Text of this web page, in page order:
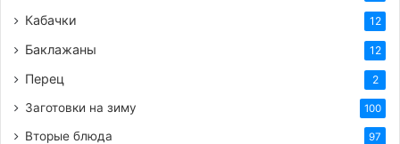
Обжаривайте его на среднем огне до мягкости
добавьте к нему муку. Хорошо перемешайте и
обжаривайте еще 1-2 минуты, чтобы мука
потеряла сырой вкус.
Кабачки 12
Баклажаны 12
Перец 2
Заготовки на зиму 100
Вторые блюда 97